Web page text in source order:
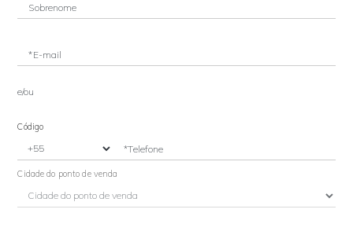
Sobrenome
*E-mail
e/ou
Código
*Telefone
Cidade do ponto de venda